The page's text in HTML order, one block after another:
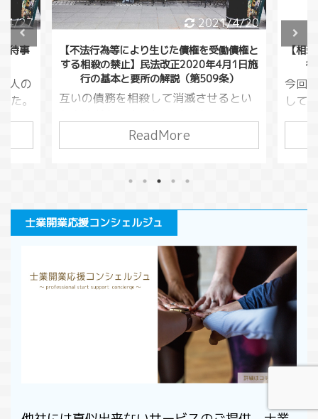
4/27
待事
人の
た。
るこ
ま
の児
と思
2021/4/20
【不法行為等により生じた債権を受働債権と
する相殺の禁止】民法改正2020年4月1日施
行の基本と要所の解説（第509条）
互いの債務を相殺して消滅させるとい
条）この債務というのは損害賠償請求
でも良いので、借金をしている人が損
いうこともできてしまうわけです。こ
使う悪意の行為を対策するために考え
られたのが５０９条です。 今回は、不
法行為によってできた債権の相殺につ
いて解説します。 このページで分か
る事条文の変化受働債権と自働債権相
殺の禁止の条件悪意による不法行為と
は人の生命又は身体の侵害による損害
賠償まとめ 条文の変 ...
ReadMore
【相
今回
して
万円
が、
消し
は、
ジで
士業開業応援コンシェルジュ